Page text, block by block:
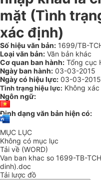
mặt (Tình
xác định)
Số hiệu văn bản: 1699/TB-
Loại văn bản: Văn bản khác
Cơ quan ban hành: Tổng cục
Ngày ban hành: 03-03-2015
Ngày có hiệu lực: 03-03-2015
Tình trạng hiệu lực: Không
Ngôn ngữ:
Định dạng văn bản hiện có:
MỤC LỤC
Không có mục lục
Tải về (WORD)
Van ban khac so 1699-TB-
dinh).doc
Tải lược đồ